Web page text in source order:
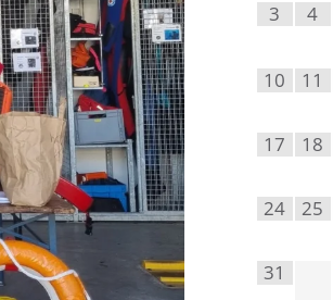
3 4
10 11
17 18
24 25
31